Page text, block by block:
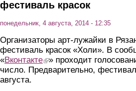
фестиваль красок
понедельник, 4 августа, 2014 - 12:35
Организаторы арт-лужайки в
фестиваль красок «Холи». В
«Вконтакте(link is external)
» проходит
число. Предварительно,
августа.